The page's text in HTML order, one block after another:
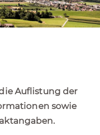
Auflistung der
sowie